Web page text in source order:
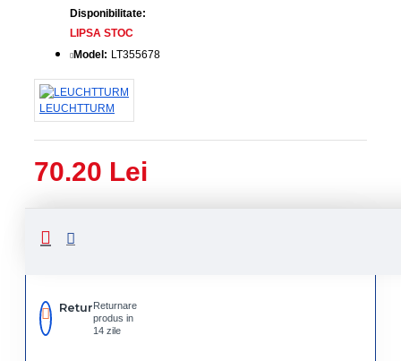
70.20 Lei
Disponibilitate:
LIPSA STOC
Model: LT355678
LEUCHTTURM
Livrare
rapida
ReturReturnare
produs in
14 zile